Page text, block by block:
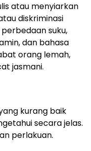
atau menyiarkan
diskriminasi
suku,
dan bahasa
orang lemah,
jasmani.
kurang baik
secara jelas.
perlakuan.